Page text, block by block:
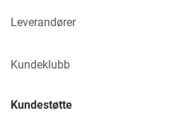
Leverandører
Kundeklubb
Kundestøtte